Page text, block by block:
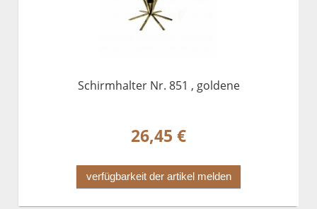
Schirmhalter Nr. 851 , goldene
26,45 €
verfügbarkeit der artikel melden